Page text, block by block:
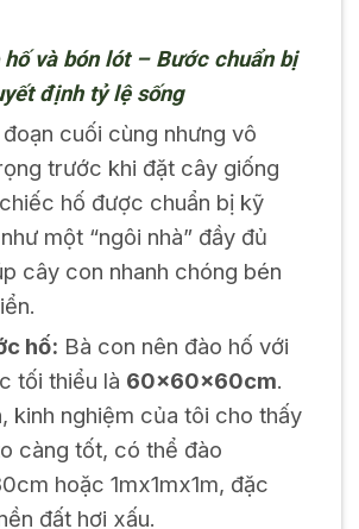
và bón lót – Bước chuẩn bị
định tỷ lệ sống
cuối cùng nhưng vô
trước khi đặt cây giống
hố được chuẩn bị kỹ
một “ngôi nhà” đầy đủ
cây con nhanh chóng bén
hố: Bà con nên đào hố với
tối thiểu là 60x60x60cm.
kinh nghiệm của tôi cho thấy
càng tốt, có thể đào
hoặc 1mx1mx1m, đặc
đất hơi xấu.